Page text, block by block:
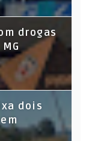
drogas
dois